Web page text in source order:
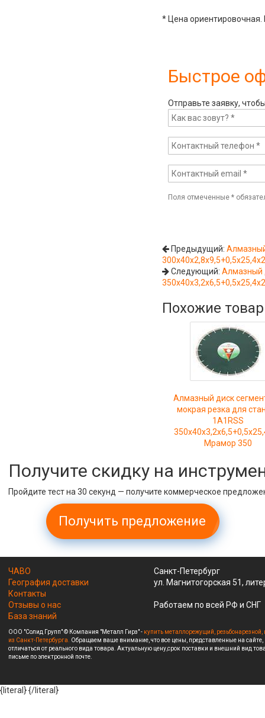
* Цена ориентировочная.
Быстрое
Отправьте заявку,
Поля отмеченные*
Предыдущий:
Следующий:Алмазный
Похожие
Алмазный диск
мокрая резка для
1A1RSS
Мрамор 350
Получите скидку на
Пройдите тест на 30 секунд — получите коммерческое
Получить предложение
ЧАВО
География доставки
Контакты
Отзывы о нас
База знаний
Санкт-Петербург
ул. Магнитогорская 51,
Работаем по всей РФ и СНГ
ООО "Солид Групп" © Компания "Металл Гирз" - купить металлорежущий,
из Санкт-Петербурга. Обращаем ваше внимание, что все цены, представленные на
отличаться от реального вида товара. Актуальную цену,срок поставки и внешний вид
письме по электронной почте.
{literal}{/literal}